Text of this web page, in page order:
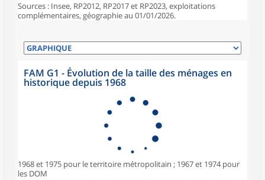
Sources : Insee, RP2012, RP2017 et RP2023, exploitations
complémentaires, géographie au 01/01/2026.
FAM G1 - Évolution de la taille des ménages en
historique depuis 1968
1968 et 1975 pour le territoire métropolitain ; 1967 et 1974 pour
les DOM